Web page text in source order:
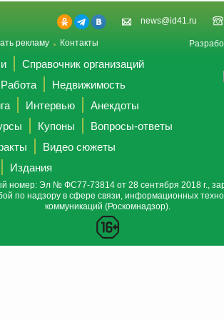
news@id41.ru
рекламу Контакты
Справочник организаций
Работа
Недвижимость
Интервью
Анекдоты
Купоны
Вопросы-ответы
Видео сюжеты
Издания
номер: Эл № ФС77-73814 от 28 сентября 2018 г.,
по надзору в сфере связи, информационных
коммуникаций (Роскомнадзор).